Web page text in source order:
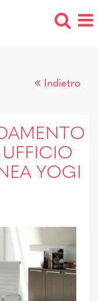
Indietro
YOGI